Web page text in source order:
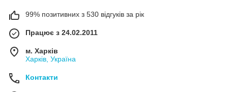
99% позитивних з 530 відгуків за рік
Працює з 24.02.2011
м. Харків
Харків, Україна
Контакти